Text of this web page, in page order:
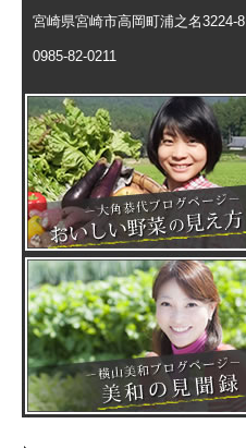
宮崎県宮崎市高岡町浦之名3224-8
0985-82-0211